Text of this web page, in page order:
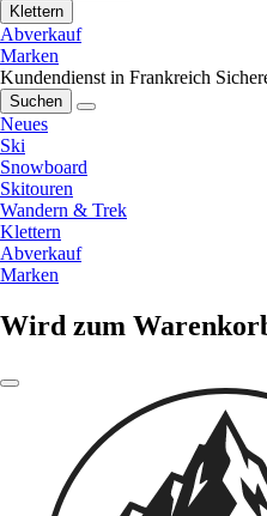
Klettern
Abverkauf
Marken
Kundendienst in Frankreich
Suchen
Neues
Ski
Snowboard
Skitouren
Wandern & Trek
Klettern
Abverkauf
Marken
Wird zum